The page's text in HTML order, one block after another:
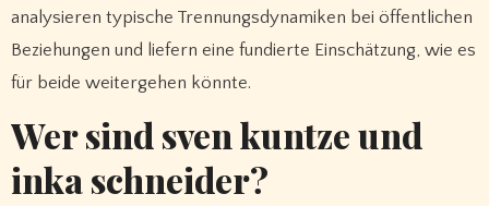
analysieren typische Trennungsdynamiken bei öffentlichen
Beziehungen und liefern eine fundierte Einschätzung, wie es
für beide weitergehen könnte.
Wer sind sven kuntze und
inka schneider?